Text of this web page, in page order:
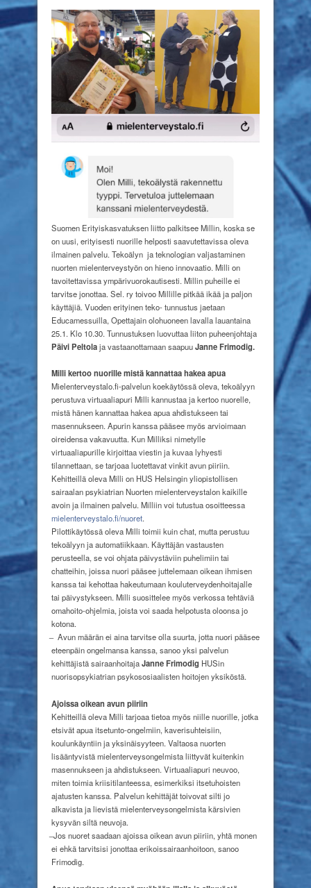
Milli
virtuaaliapurille
Suomen Erityiskasvatuksen liitto palkitsee Millin, koska se
on uusi, erityisesti nuorille helposti saavutettavissa oleva
ilmainen palvelu. Tekoälyn ja teknologian valjastaminen
nuorten mielenterveystyön on hieno innovaatio. Milli on
tavoitettavissa ympärivuorokautisesti. Millin puheille ei
tarvitse jonottaa. Sel. ry toivoo Millille pitkää ikää ja paljon
käyttäjiä. Vuoden erityinen teko- tunnustus jaetaan
Educamessuilla, Opettajain olohuoneen lavalla lauantaina
25.1. Klo 10.30. Tunnustuksen luovuttaa liiton puheenjohtaja
Päivi Peltolaja vastaanottamaan saapuuJanne Frimodig.
Milli kertoo nuorille mistä kannattaa hakea apua
Mielenterveystalo.fi-palvelun koekäytössä oleva, tekoälyyn
perustuva virtuaaliapuri Milli kannustaa ja kertoo nuorelle,
mistä hänen kannattaa hakea apua ahdistukseen tai
masennukseen. Apurin kanssa pääsee myös arvioimaan
oireidensa vakavuutta. Kun Milliksi nimetylle
virtuaaliapurille kirjoittaa viestin ja kuvaa lyhyesti
tilannettaan, se tarjoaa luotettavat vinkit avun piiriin.
Kehitteillä oleva Milli on HUS Helsingin yliopistollisen
sairaalan psykiatrian Nuorten mielenterveystalon kaikille
avoin ja ilmainen palvelu. Milliin voi tutustua osoitteessa
mielenterveystalo.fi/nuoret.
Pilottikäytössä oleva Milli toimii kuin chat, mutta perustuu
tekoälyyn ja automatiikkaan. Käyttäjän vastausten
perusteella, se voi ohjata päivystäviin puhelimiin tai
chatteihin, joissa nuori pääsee juttelemaan oikean ihmisen
kanssa tai kehottaa hakeutumaan kouluterveydenhoitajalle
tai päivystykseen. Milli suosittelee myös verkossa tehtäviä
omahoito-ohjelmia, joista voi saada helpotusta oloonsa jo
kotona.
̶ Avun määrän ei aina tarvitse olla suurta, jotta nuori pääsee
eteenpäin ongelmansa kanssa, sanoo yksi palvelun
kehittäjistä sairaanhoitajaJanne Frimodig HUSin
nuorisopsykiatrian psykososiaalisten hoitojen yksiköstä.
Ajoissa oikean avun piiriin
Kehitteillä oleva Milli tarjoaa tietoa myös niille nuorille, jotka
etsivät apua itsetunto-ongelmiin, kaverisuhteisiin,
koulunkäyntiin ja yksinäisyyteen. Valtaosa nuorten
lisääntyvistä mielenterveysongelmista liittyvät kuitenkin
masennukseen ja ahdistukseen. Virtuaaliapuri neuvoo,
miten toimia kriisitilanteessa, esimerkiksi itsetuhoisten
ajatusten kanssa. Palvelun kehittäjät toivovat silti jo
alkavista ja lievistä mielenterveysongelmista kärsivien
kysyvän siltä neuvoja.
̶ Jos nuoret saadaan ajoissa oikean avun piiriin, yhtä monen
ei ehkä tarvitsisi jonottaa erikoissairaanhoitoon, sanoo
Frimodig.